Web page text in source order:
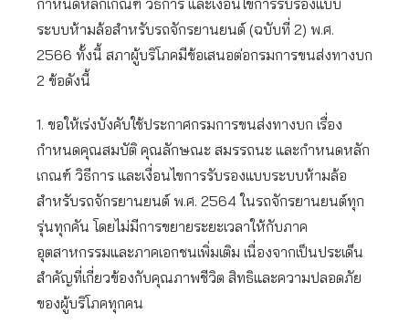
กำหนดหลักเกณฑ์ วิธีการ และเงื่อนไขการรับรองแบบ
ระบบห้ามล้อสำหรับรถจักรยานยนต์ (ฉบับที่ 2) พ.ศ.
2566 ทั้งนี้ สภาผู้บริโภคมีข้อเสนอต่อกรมการขนส่งทางบก
2 ข้อดังนี้
1. ขอให้เร่งบังคับใช้ประกาศกรมการขนส่งทางบก เรื่อง
กำหนดคุณสมบัติ คุณลักษณะ สมรรถนะ และกำหนดหลัก
เกณฑ์ วิธีการ และเงื่อนไขการรับรองแบบระบบห้ามล้อ
สำหรับรถจักรยานยนต์ พ.ศ. 2564 ในรถจักรยานยนต์ทุก
รุ่นทุกคัน โดยไม่มีการขยายระยะเวลาให้กับภาค
อุตสาหกรรมและภาคเอกชนเพิ่มเติม เนื่องจากเป็นประเด็น
สำคัญที่เกี่ยวข้องกับคุณภาพชีวิต สิทธิและความปลอดภัย
ของผู้บริโภคทุกคน